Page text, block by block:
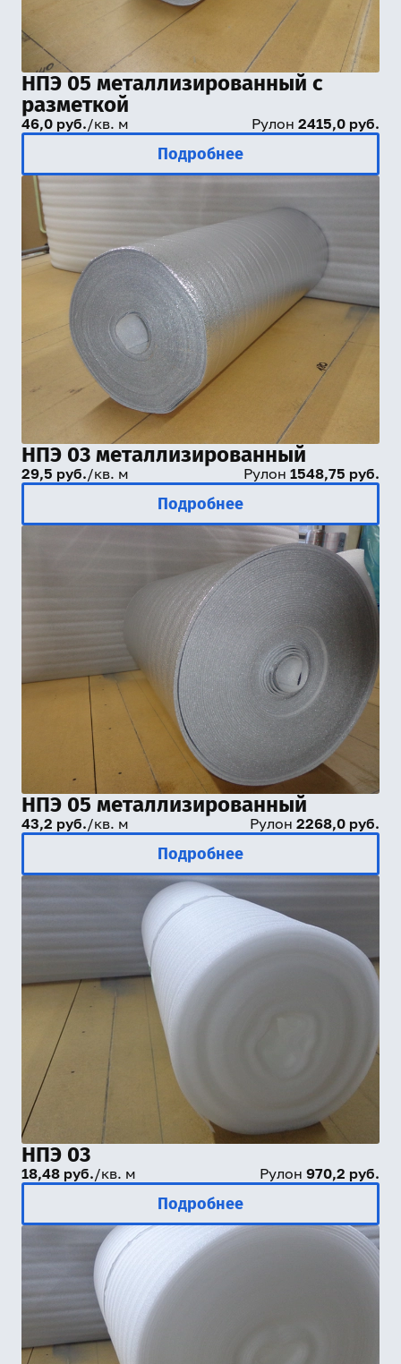
НПЭ 05 металлизированный с
разметкой
46,0 руб./кв. м Рулон 2415,0 руб.
Подробнее
НПЭ 03 металлизированный
29,5 руб./кв. м Рулон 1548,75 руб.
Подробнее
НПЭ 05 металлизированный
43,2 руб./кв. м Рулон 2268,0 руб.
Подробнее
НПЭ 03
18,48 руб./кв. м Рулон 970,2 руб.
Подробнее